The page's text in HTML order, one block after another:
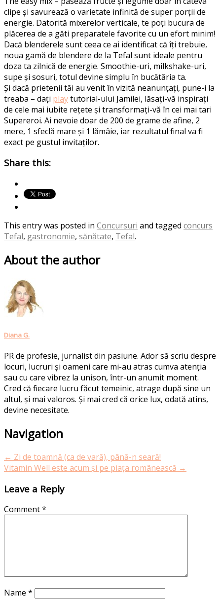
clipe și savurează o varietate infinită de super porții de
energie. Datorită mixerelor verticale, te poți bucura de
plăcerea de a găti preparatele favorite cu un efort minim!
Dacă blenderele sunt ceea ce ai identificat că îți trebuie,
noua gamă de blendere de la Tefal sunt ideale pentru
doza ta zilnică de energie. Smoothie-uri, milkshake-uri,
supe și sosuri, totul devine simplu în bucătăria ta.
Și dacă prietenii tăi au venit în vizită neanunțați, pune-i la
treaba – dați playtutorial-ului Jamilei, lăsați-vă inspirați
de cele mai iubite rețete și transformați-vă în cei mai tari
Supereroi. Ai nevoie doar de 200 de grame de afine, 2
mere, 1 sfeclă mare și 1 lămâie, iar rezultatul final va fi
exact pe gustul invitaților.
Share this:
This entry was posted in Concursuri and tagged concurs
Tefal, gastronomie, sănătate, Tefal.
About the author
Diana G.
PR de profesie, jurnalist din pasiune. Ador să scriu despre
locuri, lucruri și oameni care mi-au atras cumva atenția
sau cu care vibrez la unison, într-un anumit moment.
Cred că fiecare lucru făcut temeinic, atrage după sine un
altul, și mai valoros. Și mai cred că orice lux, odată atins,
devine necesitate.
Post
Navigation
← Zi de toamnă (ca de vară), până-n seară!
Vitamin Well este acum și pe piața românească →
Leave a Reply
Comment*
Name *